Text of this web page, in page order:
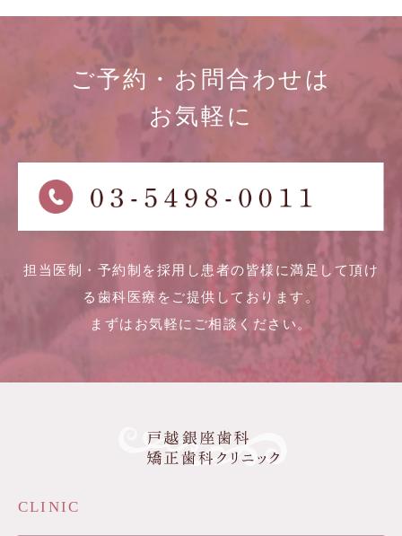
ご予約・お問合わせは
お気軽に
担当医制・予約制を採用し患者の皆様に満足して頂け
る歯科医療をご提供しております。
まずはお気軽にご相談ください。
CLINIC